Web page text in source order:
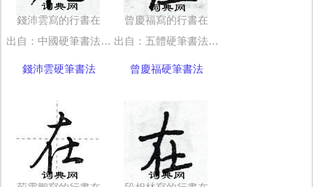
錢沛雲寫的行書在
出自：中國硬筆書法字典
錢沛雲硬筆書法
曾慶福寫的行書在
出自：五體硬筆書法字典
曾慶福硬筆書法